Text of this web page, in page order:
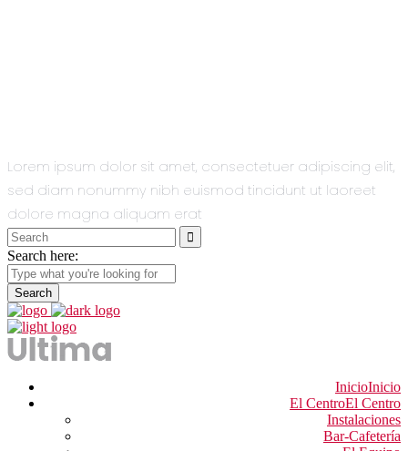
Lorem ipsum dolor sit amet, consectetuer adipiscing elit,
sed diam nonummy nibh euismod tincidunt ut laoreet
dolore magna aliquam erat
Search
for:
Search here:
InicioInicio
El CentroEl Centro
Instalaciones
Bar-Cafetería